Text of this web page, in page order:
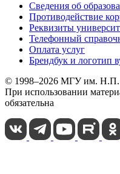
Сведения об
Противодействие
Реквизиты
Телефонный
Оплата услуг
Брендбук и логотип
© 1998–2026 МГУ им.
При использовании
обязательна